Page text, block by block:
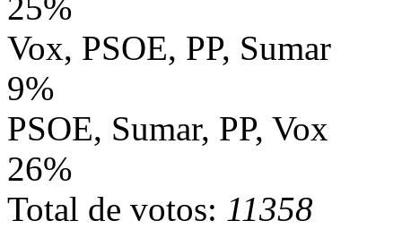
Vox, PSOE, PP, Sumar
9%
PSOE, Sumar, PP, Vox
26%
Total de votos: 11358